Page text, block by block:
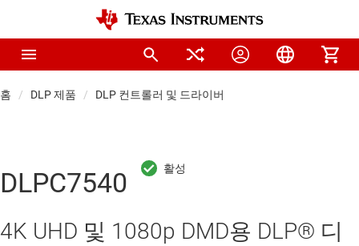
홈 DLP 제품 DLP 컨트롤러 및 드라이버
DLPC7540
4K UHD 및 1080p DMD용 DLP® 디